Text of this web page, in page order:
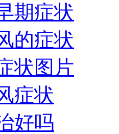
期症状
的症状
状图片
症状
好吗